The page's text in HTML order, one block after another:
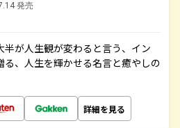
発売
が人生観が変わると言う、イン
る、人生を輝かせる名言と癒やしの
詳細を見る